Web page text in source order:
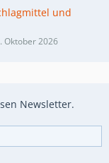
und
Oktober 2026
Newsletter.